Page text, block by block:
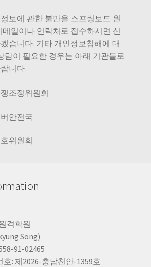
보에 관한 불만을 스프링보드 원
일이나 연락처로 접수하시면 신
습니다. 기타 개인정보침해에 대
담이 필요한 경우는 아래 기관들로
니다.
조정위원회
안전국
위원회
격학원
Song)
91-02465
: 제2026-충남천안-1359호